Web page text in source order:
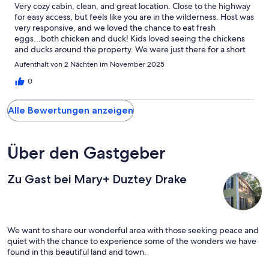
Very cozy cabin, clean, and great location. Close to the highway
for easy access, but feels like you are in the wilderness. Host was
very responsive, and we loved the chance to eat fresh
eggs...both chicken and duck! Kids loved seeing the chickens
and ducks around the property. We were just there for a short
stay, but really enjoyed our time.
Aufenthalt von 2 Nächten im November 2025
0
Alle Bewertungen anzeigen
Über den Gastgeber
Zu Gast bei Mary+ Duztey Drake
We want to share our wonderful area with those seeking peace and
quiet with the chance to experience some of the wonders we have
found in this beautiful land and town.